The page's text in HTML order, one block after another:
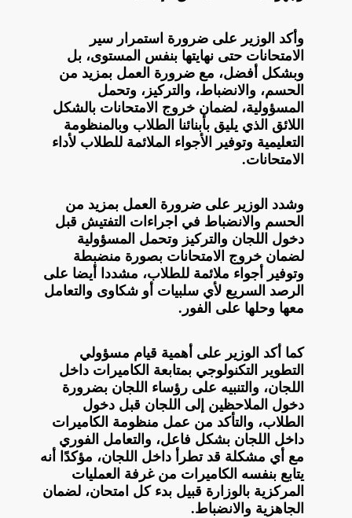
وأكد الوزير على ضرورة استمرار سير
الامتحانات حتى نهايتها بنفس المستوى، بل
وبشكل أفضل، مع ضرورة العمل بمزيد من
الحسم، والانضباط، والتركيز، وتحمل
المسؤولية، لضمان خروج الامتحانات بالشكل
اللائق الذي يليق بأبنائنا الطلاب وبالمنظومة
التعليمية وتوفير الأجواء الملائمة للطلاب لأداء
الامتحانات.
وشدد الوزير على ضرورة العمل بمزيد من
الحسم والانضباط في اجراءات التفتيش قبل
دخول اللجان والتركيز وتحمل المسؤولية
لضمان خروج الامتحانات بصورة منضبطة
وتوفير أجواء ملائمة للطلاب، مشددا أيضا على
الرصد السريع لأي سلبيات أو شكاوى والتعامل
معها وحلها على الفور.
كما أكد الوزير على أهمية قيام مسؤولي
التطوير التكنولوجي بمتابعة الكاميرات داخل
اللجان، والتنبيه على رؤساء اللجان بضرورة
دخول الملاحظين إلى اللجان قبل دخول
الطلاب، والتأكد من عمل منظومة الكاميرات
داخل اللجان بشكل فاعل، والتعامل الفوري
مع أي مشكلة قد تطرأ داخل اللجان، مؤكدًا أنه
يتابع بنفسه الكاميرات من غرفة العمليات
المركزية بالوزارة قبيل بدء كل امتحان، لضمان
الجاهزية والانضباط.